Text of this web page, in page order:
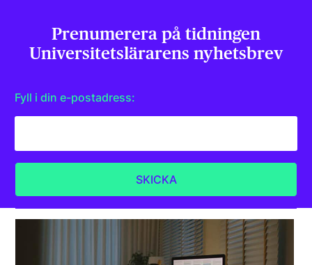
Prenumerera på tidningen
Universitets­lärarens nyhetsbrev
Fyll i din e-postadress: